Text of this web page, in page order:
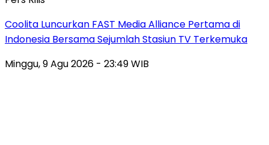
Coolita Luncurkan FAST Media Alliance Pertama di
Indonesia Bersama Sejumlah Stasiun TV Terkemuka
Minggu, 9 Agu 2026 - 23:49 WIB